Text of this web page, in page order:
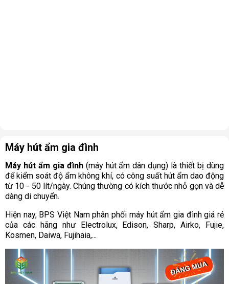
Máy hút ẩm gia đình
Máy hút ẩm gia đình(máy hút ẩm dân dụng) là thiết bị dùng
để kiểm soát độ ẩm không khí, có công suất hút ẩm dao động
từ 10 - 50 lít/ngày. Chúng thường có kích thước nhỏ gọn và dễ
dàng di chuyển.
Hiện nay, BPS Việt Nam phân phối máy hút ẩm gia đình giá rẻ
của các hãng như Electrolux, Edison, Sharp, Airko, Fujie,
Kosmen, Daiwa, Fujihaia,...